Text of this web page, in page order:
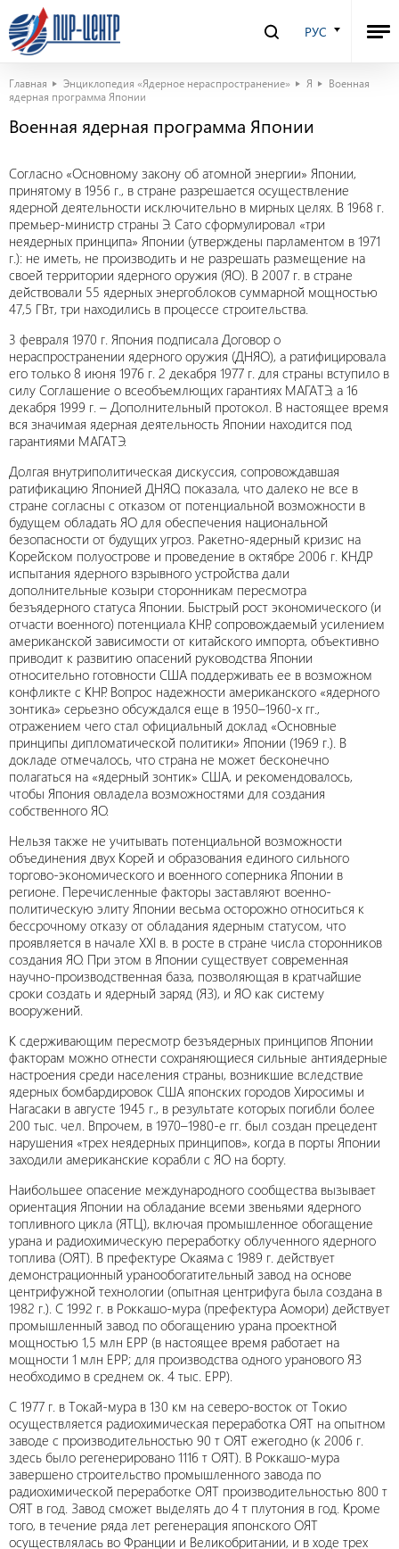
РУС
Главная Энциклопедия «Ядерное нераспространение» Я
Военная
ядерная программа Японии
Военная ядерная программа Японии
Согласно «Основному закону об атомной энергии» Японии,
принятому в 1956 г., в стране разрешается осуществление
ядерной деятельности исключительно в мирных целях. В 1968 г.
премьер-министр страны Э. Сато сформулировал «три
неядерных принципа» Японии (утверждены парламентом в 1971
г.): не иметь, не производить и не разрешать размещение на
своей территории ядерного оружия (ЯО). В 2007 г. в стране
действовали 55 ядерных энергоблоков суммарной мощностью
47,5 ГВт, три находились в процессе строительства.
3 февраля 1970 г. Япония подписала Договор о
нераспространении ядерного оружия (ДНЯО), а ратифицировала
его только 8 июня 1976 г. 2 декабря 1977 г. для страны вступило в
силу Соглашение о всеобъемлющих гарантиях МАГАТЭ, а 16
декабря 1999 г. – Дополнительный протокол. В настоящее время
вся значимая ядерная деятельность Японии находится под
гарантиями МАГАТЭ.
Долгая внутриполитическая дискуссия, сопровождавшая
ратификацию Японией ДНЯО, показала, что далеко не все в
стране согласны с отказом от потенциальной возможности в
будущем обладать ЯО для обеспечения национальной
безопасности от будущих угроз. Ракетно-ядерный кризис на
Корейском полуострове и проведение в октябре 2006 г. КНДР
испытания ядерного взрывного устройства дали
дополнительные козыри сторонникам пересмотра
безъядерного статуса Японии. Быстрый рост экономического (и
отчасти военного) потенциала КНР, сопровождаемый усилением
американской зависимости от китайского импорта, объективно
приводит к развитию опасений руководства Японии
относительно готовности США поддерживать ее в возможном
конфликте с КНР. Вопрос надежности американского «ядерного
зонтика» серьезно обсуждался еще в 1950–1960-х гг.,
отражением чего стал официальный доклад «Основные
принципы дипломатической политики» Японии (1969 г.). В
докладе отмечалось, что страна не может бесконечно
полагаться на «ядерный зонтик» США, и рекомендовалось,
чтобы Япония овладела возможностями для создания
собственного ЯО.
Нельзя также не учитывать потенциальной возможности
объединения двух Корей и образования единого сильного
торгово-экономического и военного соперника Японии в
регионе. Перечисленные факторы заставляют военно-
политическую элиту Японии весьма осторожно относиться к
бессрочному отказу от обладания ядерным статусом, что
проявляется в начале XXI в. в росте в стране числа сторонников
создания ЯО. При этом в Японии существует современная
научно-производственная база, позволяющая в кратчайшие
сроки создать и ядерный заряд (ЯЗ), и ЯО как систему
вооружений.
К сдерживающим пересмотр безъядерных принципов Японии
факторам можно отнести сохраняющиеся сильные антиядерные
настроения среди населения страны, возникшие вследствие
ядерных бомбардировок США японских городов Хиросимы и
Нагасаки в августе 1945 г., в результате которых погибли более
200 тыс. чел. Впрочем, в 1970–1980-е гг. был создан прецедент
нарушения «трех неядерных принципов», когда в порты Японии
заходили американские корабли с ЯО на борту.
Наибольшее опасение международного сообщества вызывает
ориентация Японии на обладание всеми звеньями ядерного
топливного цикла (ЯТЦ), включая промышленное обогащение
урана и радиохимическую переработку облученного ядерного
топлива (ОЯТ). В префектуре Окаяма с 1989 г. действует
демонстрационный уранообогатительный завод на основе
центрифужной технологии (опытная центрифуга была создана в
1982 г.). С 1992 г. в Роккашо-мура (префектура Аомори) действует
промышленный завод по обогащению урана проектной
мощностью 1,5 млн ЕРР (в настоящее время работает на
мощности 1 млн ЕРР; для производства одного уранового ЯЗ
необходимо в среднем ок. 4 тыс. ЕРР).
С 1977 г. в Токай-мура в 130 км на северо-восток от Токио
осуществляется радиохимическая переработка ОЯТ на опытном
заводе с производительностью 90 т ОЯТ ежегодно (к 2006 г.
здесь было регенерировано 1116 т ОЯТ). В Роккашо-мура
завершено строительство промышленного завода по
радиохимической переработке ОЯТ производительностью 800 т
ОЯТ в год. Завод сможет выделять до 4 т плутония в год. Кроме
того, в течение ряда лет регенерация японского ОЯТ
осуществлялась во Франции и Великобритании, и в ходе трех